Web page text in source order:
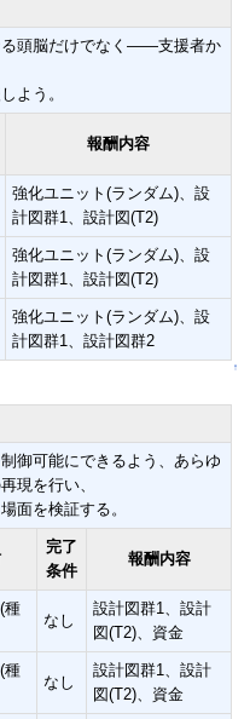
る頭脳だけでなく――支援者か
よう。
報酬内容
強化ユニット(ランダム)、設
計図群1、設計図(T2)
強化ユニット(ランダム)、設
計図群1、設計図(T2)
強化ユニット(ランダム)、設
計図群1、設計図群2
↑
御可能にできるよう、あらゆ
現を行い、
面を検証する。
完了
条件
報酬内容
種
なし
設計図群1、設計
図(T2)、資金
種
なし
設計図群1、設計
図(T2)、資金